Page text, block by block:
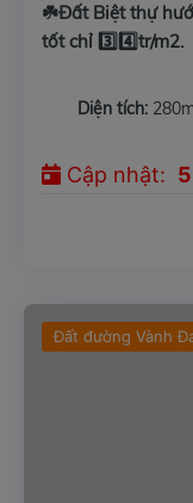
☘️Đất Biệt thự
tốt chỉ 3️⃣4️⃣tr/m2.
Diện tích:
Cập nhật:
Đất đường Vành